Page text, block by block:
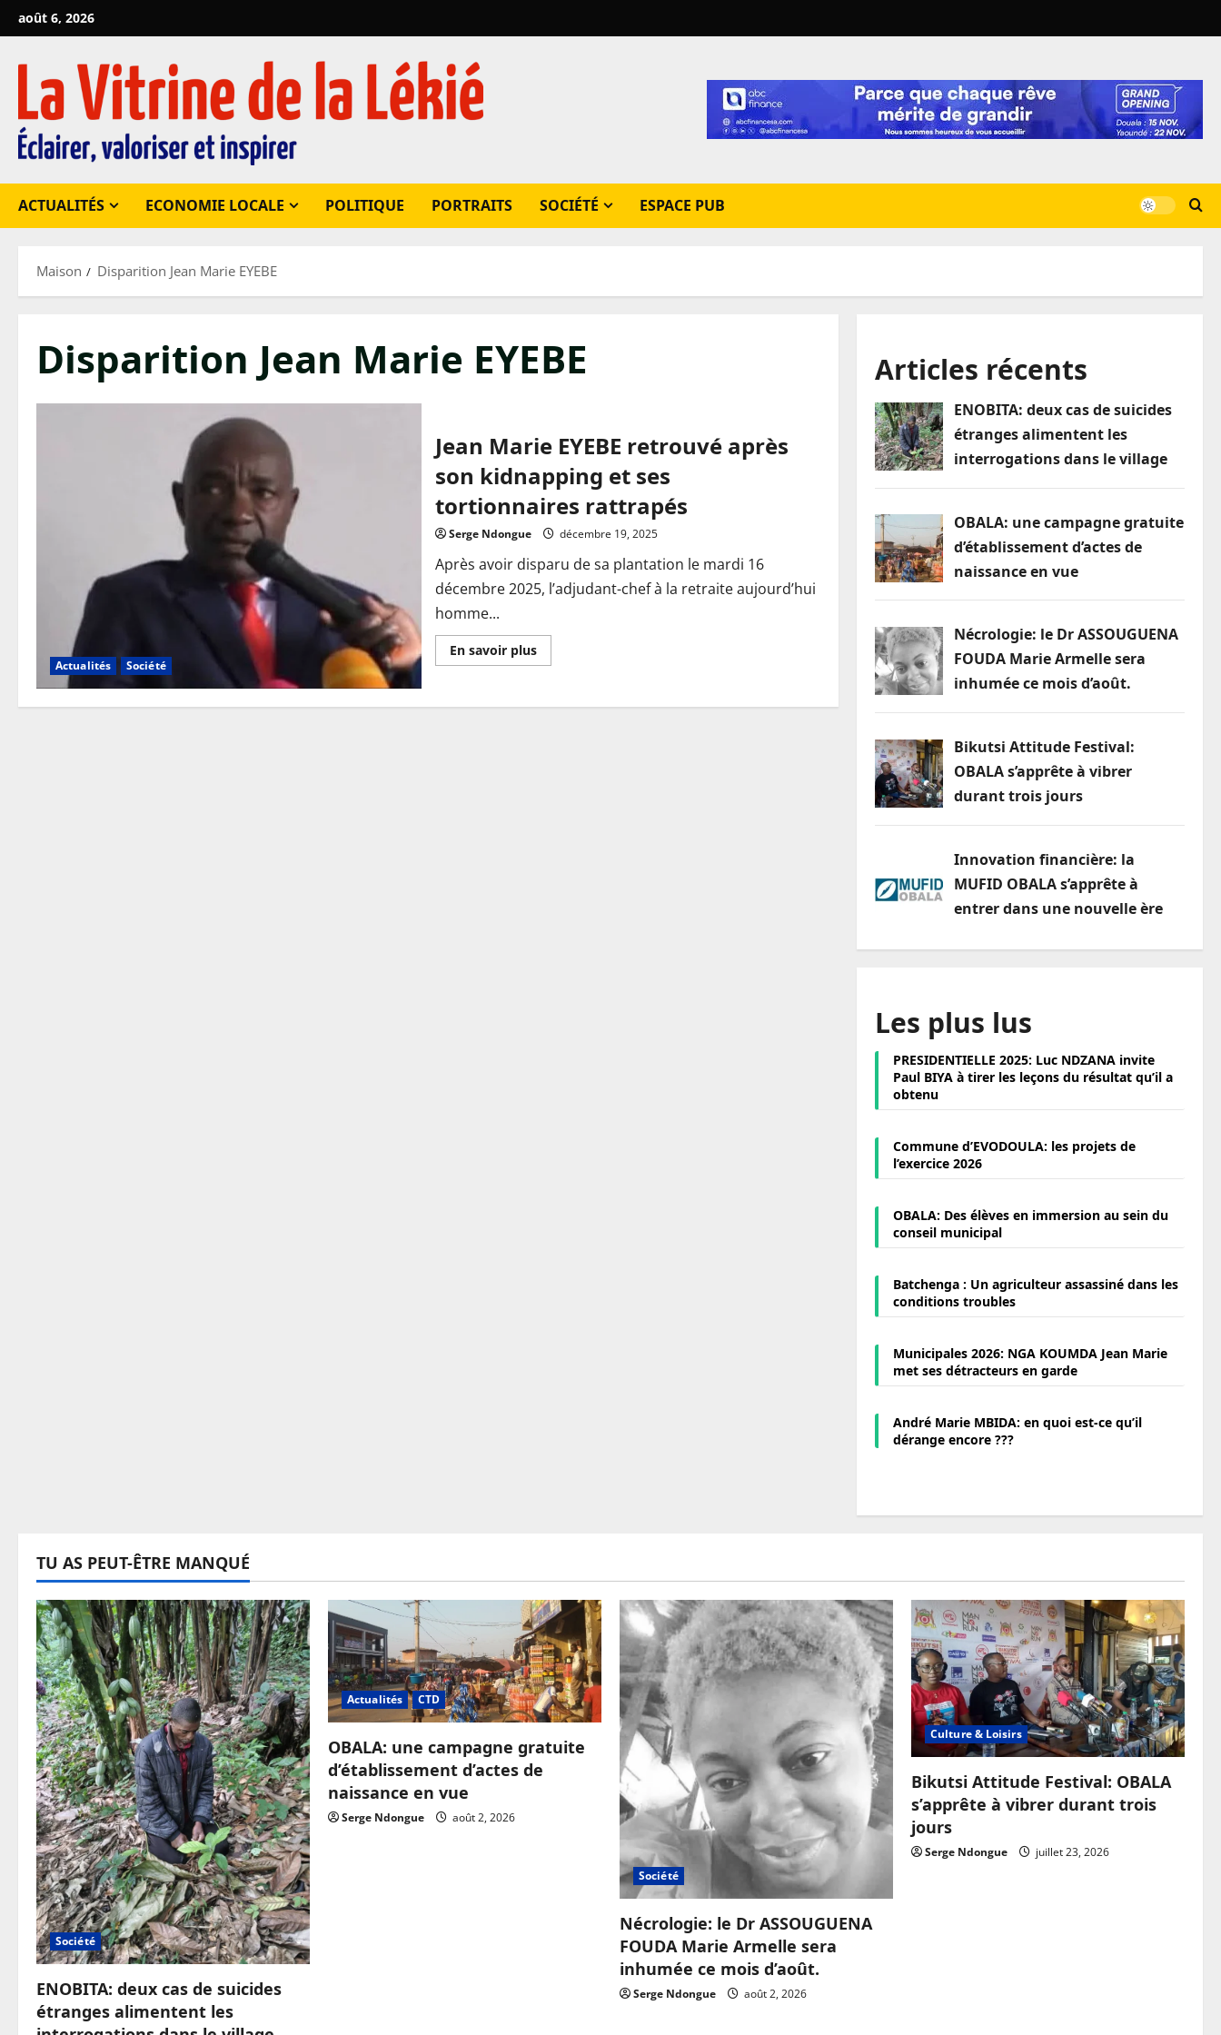
Passer
au
contenu
août 6, 2026
ACTUALITÉS ECONOMIE LOCALE POLITIQUE PORTRAITS SOCIÉTÉ ESPACE PUB
Maison Disparition Jean Marie EYEBE
Disparition Jean Marie EYEBE
Actualités Société
Jean Marie EYEBE retrouvé après
son kidnapping et ses
tortionnaires rattrapés
Serge Ndongue décembre 19, 2025
Après avoir disparu de sa plantation le mardi 16
décembre 2025, l’adjudant-chef à la retraite aujourd’hui
homme...
En savoir plusEn
savoir
Marie
Articles récents
ENOBITA: deux cas de suicides
étranges alimentent les
interrogations dans le village
OBALA: une campagne gratuite
d’établissement d’actes de
naissance en vue
Nécrologie: le Dr ASSOUGUENA
FOUDA Marie Armelle sera
inhumée ce mois d’août.
Bikutsi Attitude Festival:
OBALA s’apprête à vibrer
durant trois jours
Innovation financière: la
MUFID OBALA s’apprête à
entrer dans une nouvelle ère
Les plus lus
PRESIDENTIELLE 2025: Luc NDZANA invite
Paul BIYA à tirer les leçons du résultat qu’il a
obtenu
Commune d’EVODOULA: les projets de
l’exercice 2026
OBALA: Des élèves en immersion au sein du
conseil municipal
Batchenga : Un agriculteur assassiné dans les
conditions troubles
Municipales 2026: NGA KOUMDA Jean Marie
met ses détracteurs en garde
André Marie MBIDA: en quoi est-ce qu’il
dérange encore ???
TU AS PEUT-ÊTRE MANQUÉ
Société
ENOBITA: deux cas de suicides
étranges alimentent les
Actualités CTD
OBALA: une campagne gratuite
d’établissement d’actes de
naissance en vue
Serge Ndongue août 2, 2026
Société
Nécrologie: le Dr ASSOUGUENA
FOUDA Marie Armelle sera
inhumée ce mois d’août.
Serge Ndongue août 2, 2026
Culture & Loisirs
Bikutsi Attitude Festival: OBALA
s’apprête à vibrer durant trois
jours
Serge Ndongue juillet 23, 2026